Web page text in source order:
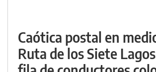
Caótica postal en
Ruta de los Siete